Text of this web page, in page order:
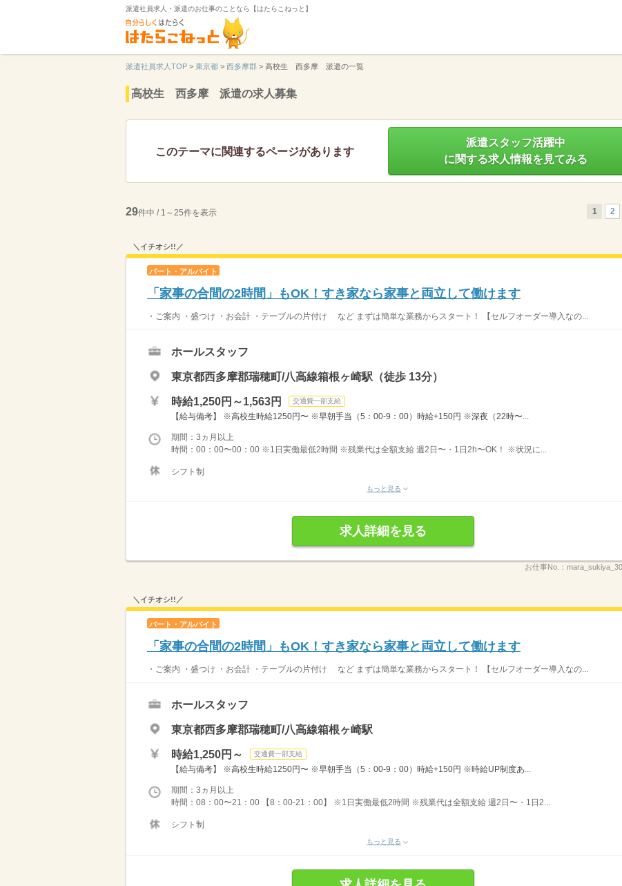
派遣社員求人・派遣のお仕事のことなら【はたらこねっと】
派遣社員求人TOP > 東京都 > 西多摩郡 > 高校生 西多摩 派遣の一覧
高校生 西多摩 派遣の求人募集
このテーマに関連するページがあります
派遣スタッフ活躍中
に関する求人情報を見てみる
29件中 / 1～25件を表示 1 2
＼イチオシ!!／
パート・アルバイト
「家事の合間の2時間」もOK！すき家なら家事と両立して働けます
・ご案内 ・盛つけ ・お会計 ・テーブルの片付け など まずは簡単な業務からスタート！ 【セルフオーダー導入なの...
ホールスタッフ
東京都西多摩郡瑞穂町/八高線箱根ヶ崎駅（徒歩 13分）
時給1,250円～1,563円 交通費一部支給
【給与備考】 ※高校生時給1250円〜 ※早朝手当（5：00-9：00）時給+150円 ※深夜（22時〜...
期間：3ヵ月以上
時間：00：00〜00：00 ※1日実働最低2時間 ※残業代は全額支給 週2日〜・1日2h〜OK！ ※状況に...
シフト制
もっと見る
求人詳細を見る
お仕事No.：
＼イチオシ!!／
パート・アルバイト
「家事の合間の2時間」もOK！すき家なら家事と両立して働けます
・ご案内 ・盛つけ ・お会計 ・テーブルの片付け など まずは簡単な業務からスタート！ 【セルフオーダー導入なの...
ホールスタッフ
東京都西多摩郡瑞穂町/八高線箱根ヶ崎駅
時給1,250円～ 交通費一部支給
【給与備考】 ※高校生時給1250円〜 ※早朝手当（5：00-9：00）時給+150円 ※時給UP制度あ...
期間：3ヵ月以上
時間：08：00〜21：00 【8：00-21：00】 ※1日実働最低2時間 ※残業代は全額支給 週2日〜・1日2...
シフト制
もっと見る